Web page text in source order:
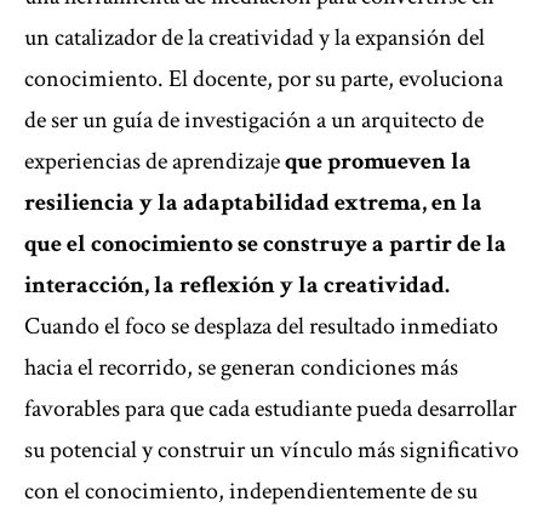
un catalizador de la creatividad y la expansión del
conocimiento. El docente, por su parte, evoluciona
de ser un guía de investigación a un arquitecto de
experiencias de aprendizajeque promueven la
resiliencia y la adaptabilidad extrema, en la
que el conocimiento se construye a partir de la
interacción, la reflexión y la creatividad.
Cuando el foco se desplaza del resultado inmediato
hacia el recorrido, se generan condiciones más
favorables para que cada estudiante pueda desarrollar
su potencial y construir un vínculo más significativo
con el conocimiento, independientemente de su